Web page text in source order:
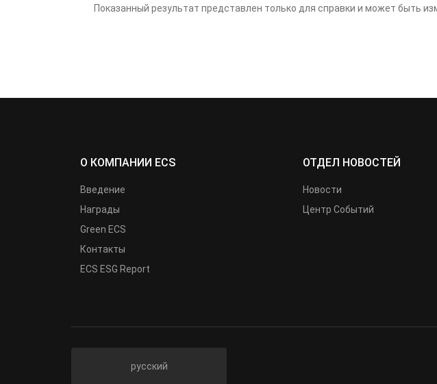
Показанный результат представлен только для справки и может быть
О КОМПАНИИ ECS
Введение
Награды
Green ECS
Контакты
ECS ESG Report
ОТДЕЛ НОВОСТЕЙ
Новости
Центр Событий
русский